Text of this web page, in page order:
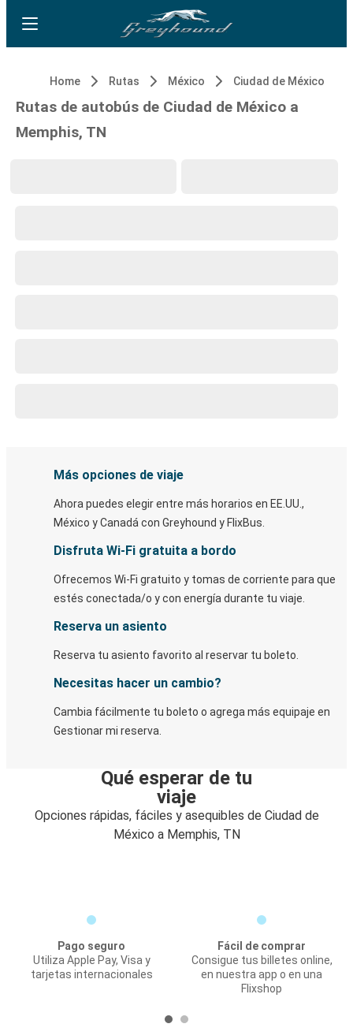
Home Rutas México Ciudad de México
Rutas de autobús de Ciudad de México a
Memphis, TN
Más opciones de viaje
Ahora puedes elegir entre más horarios en EE.UU.,
México y Canadá con Greyhound y FlixBus.
Disfruta Wi-Fi gratuita a bordo
Ofrecemos Wi-Fi gratuito y tomas de corriente para que
estés conectada/o y con energía durante tu viaje.
Reserva un asiento
Reserva tu asiento favorito al reservar tu boleto.
Necesitas hacer un cambio?
Cambia fácilmente tu boleto o agrega más equipaje en
Gestionar mi reserva.
Qué esperar de tu
viaje
Opciones rápidas, fáciles y asequibles de Ciudad de
México a Memphis, TN
Pago seguro
Utiliza Apple Pay, Visa y
tarjetas internacionales
Fácil de comprar
Consigue tus billetes online,
en nuestra app o en una
Flixshop